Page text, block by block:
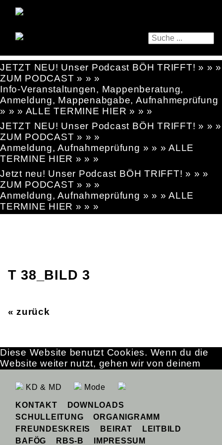
JETZT NEU! Unser Podcast BÖH TRIFFT! » » »
ZUM PODCAST » » »
Info-Veranstaltungen, Mappenberatung,
Anmeldung, Mappenabgabe, Aufnahmeprüfung
» » » ALLE TERMINE HIER » » »
JETZT NEU! Unser Podcast BÖH TRIFFT! » » »
ZUM PODCAST » » »
Anmeldung, Aufnahmeprüfung » » » ALLE
TERMINE HIER » » »
Jetzt neu! Unser Podcast BÖH TRIFFT! » » »
ZUM PODCAST » » »
Anmeldung, Aufnahmeprüfung » » » ALLE
TERMINE HIER » » »
T 38_BILD 3
« zurück
KD & MD Mode
KONTAKT
DOWNLOADS
SCHULLEITUNG
ORGANIGRAMM
FREUNDESKREIS
BEIRAT
LEITBILD
BAFÖG
RBS-B IMPRESSUM
Diese Website benutzt Cookies. Wenn du die
Website weiter nutzt, gehen wir von deinem